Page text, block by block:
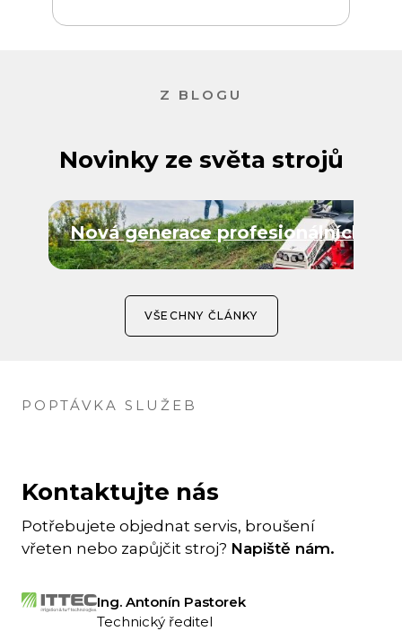
Z BLOGU
Novinky ze světa strojů
Nová generace profesionálních
VŠECHNY ČLÁNKY
POPTÁVKA SLUŽEB
Kontaktujte nás
Potřebujete objednat servis, broušení
vřeten nebo zapůjčit stroj? Napiště nám.
Ing. Antonín Pastorek
Technický ředitel